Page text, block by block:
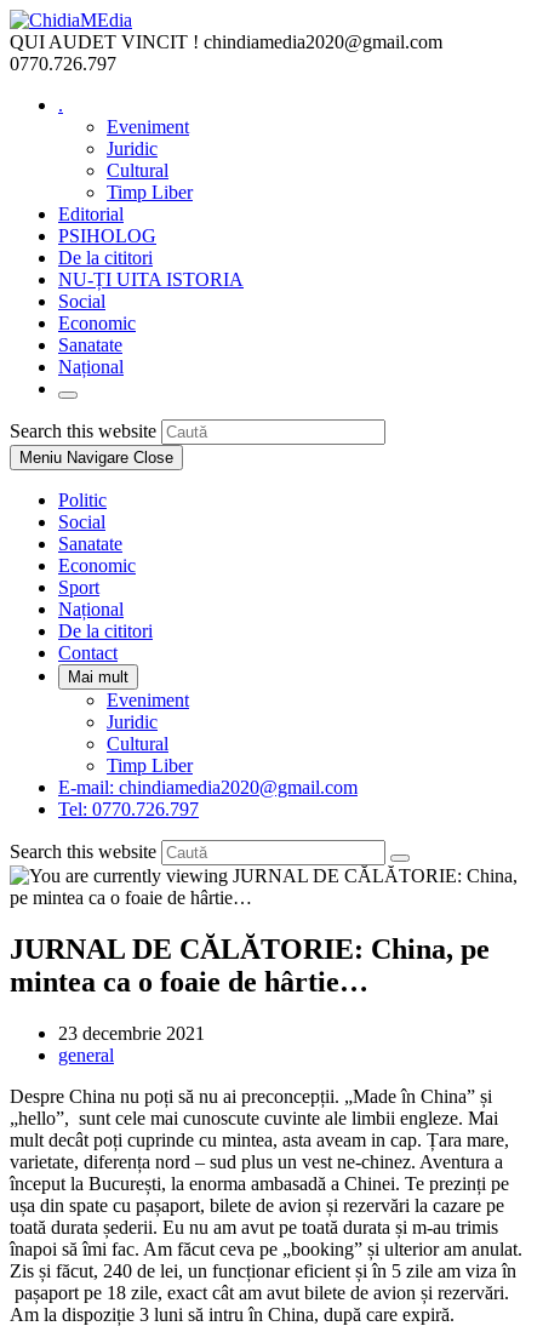
Skip
to
content
QUI AUDET VINCIT ! chindiamedia2020@gmail.com
0770.726.797
.
Eveniment
Juridic
Cultural
Timp Liber
Editorial
PSIHOLOG
De la cititori
NU-ȚI UITA ISTORIA
Social
Economic
Sanatate
Național
Toggle
website
search
Search this website
Escape
Meniu Navigare Close
Politic
Social
Sanatate
Economic
Sport
Național
De la cititori
Contact
Mai mult
Eveniment
Juridic
Cultural
Timp Liber
E-mail: chindiamedia2020@gmail.com
Tel: 0770.726.797
Search this website
JURNAL DE CĂLĂTORIE: China, pe
mintea ca o foaie de hârtie…
Post
published:
23 decembrie 2021
Post
general
Despre China nu poți să nu ai preconcepții. „Made în China” și
„hello”, sunt cele mai cunoscute cuvinte ale limbii engleze. Mai
mult decât poți cuprinde cu mintea, asta aveam in cap. Țara mare,
varietate, diferența nord – sud plus un vest ne-chinez. Aventura a
început la București, la enorma ambasadă a Chinei. Te prezinți pe
ușa din spate cu pașaport, bilete de avion și rezervări la cazare pe
toată durata șederii. Eu nu am avut pe toată durata și m-au trimis
înapoi să îmi fac. Am făcut ceva pe „booking” și ulterior am anulat.
Zis și făcut, 240 de lei, un funcționar eficient și în 5 zile am viza în
pașaport pe 18 zile, exact cât am avut bilete de avion și rezervări.
Am la dispoziție 3 luni să intru în China, după care expiră.